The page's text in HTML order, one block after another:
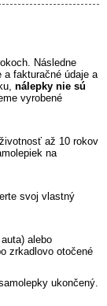
Následne
fakturačné údaje a
nálepky nie sú
vyrobené
až 10 rokov
na
svoj vlastný
alebo
zrkadlovo otočené
ukončený.